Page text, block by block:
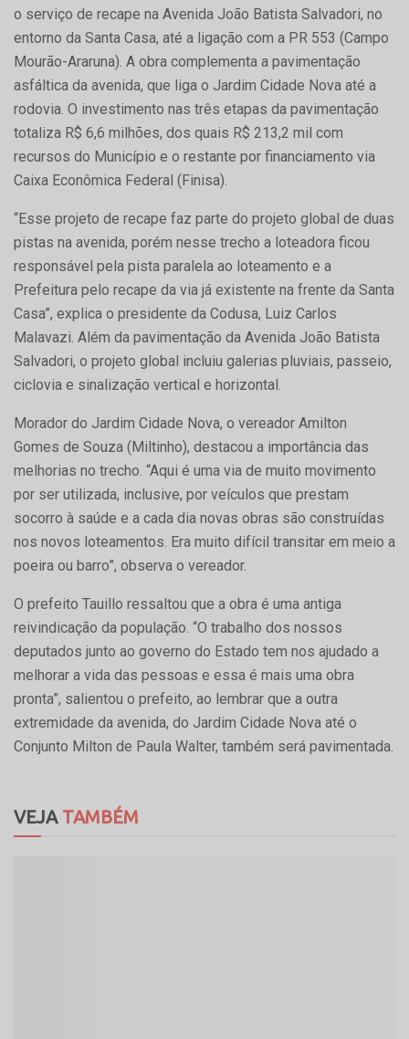
o serviço de recape na Avenida João Batista Salvadori, no
entorno da Santa Casa, até a ligação com a PR 553 (Campo
Mourão-Araruna). A obra complementa a pavimentação
asfáltica da avenida, que liga o Jardim Cidade Nova até a
rodovia. O investimento nas três etapas da pavimentação
totaliza R$ 6,6 milhões, dos quais R$ 213,2 mil com
recursos do Município e o restante por financiamento via
Caixa Econômica Federal (Finisa).
“Esse projeto de recape faz parte do projeto global de duas
pistas na avenida, porém nesse trecho a loteadora ficou
responsável pela pista paralela ao loteamento e a
Prefeitura pelo recape da via já existente na frente da Santa
Casa”, explica o presidente da Codusa, Luiz Carlos
Malavazi. Além da pavimentação da Avenida João Batista
Salvadori, o projeto global incluiu galerias pluviais, passeio,
ciclovia e sinalização vertical e horizontal.
Morador do Jardim Cidade Nova, o vereador Amilton
Gomes de Souza (Miltinho), destacou a importância das
melhorias no trecho. “Aqui é uma via de muito movimento
por ser utilizada, inclusive, por veículos que prestam
socorro à saúde e a cada dia novas obras são construídas
nos novos loteamentos. Era muito difícil transitar em meio a
poeira ou barro”, observa o vereador.
O prefeito Tauillo ressaltou que a obra é uma antiga
reivindicação da população. “O trabalho dos nossos
deputados junto ao governo do Estado tem nos ajudado a
melhorar a vida das pessoas e essa é mais uma obra
pronta”, salientou o prefeito, ao lembrar que a outra
extremidade da avenida, do Jardim Cidade Nova até o
Conjunto Milton de Paula Walter, também será pavimentada.
VEJATAMBÉM